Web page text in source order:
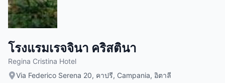
โรงแรมเรจจินา คริสตินา
Regina Cristina Hotel
Via Federico Serena 20, คาปรี, Campania, อิตาลี